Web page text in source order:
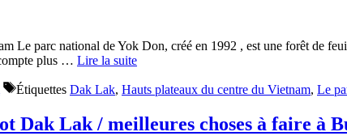
Le parc national de Yok Don, créé en 1992 , est une forêt de
plus … Lire la suite
Étiquettes Dak Lak, Hauts plateaux du centre du Vietnam, Le
Dak Lak / meilleures choses à faire à